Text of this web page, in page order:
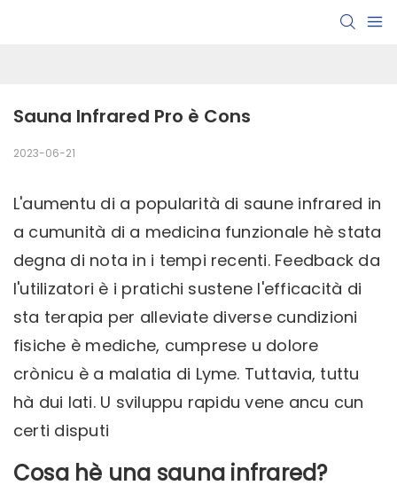
Sauna Infrared Pro è Cons
2023-06-21
L'aumentu di a popularità di saune infrared in
a cumunità di a medicina funzionale hè stata
degna di nota in i tempi recenti. Feedback da
l'utilizatori è i pratichi sustene l'efficacità di
sta terapia per alleviate diverse cundizioni
fisiche è mediche, cumprese u dolore
crònicu è a malatia di Lyme. Tuttavia, tuttu
hà dui lati. U sviluppu rapidu vene ancu cun
certi disputi
Cosa hè una sauna infrared?